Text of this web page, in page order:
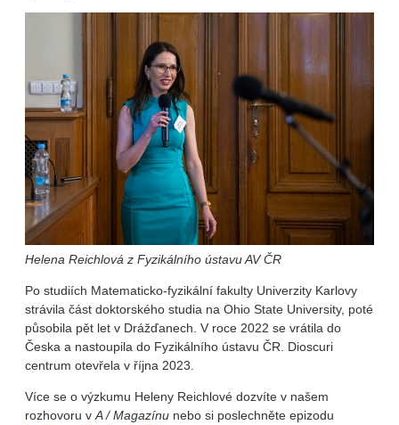
Helena Reichlová z Fyzikálního ústavu AV ČR
Po studiích Matematicko-fyzikální fakulty Univerzity Karlovy
strávila část doktorského studia na Ohio State University, poté
působila pět let v Drážďanech. V roce 2022 se vrátila do
Česka a nastoupila do Fyzikálního ústavu ČR. Dioscuri
centrum otevřela v října 2023.
Více se o výzkumu Heleny Reichlové dozvíte v našem
rozhovoru v A / Magazínu nebo si poslechněte epizodu